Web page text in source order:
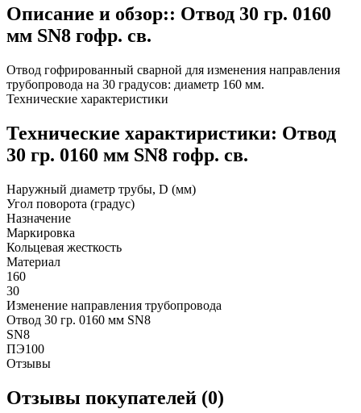
Описание и обзор:: Отвод 30 гр. 0160
мм SN8 гофр. св.
Отвод гофрированный сварной для изменения направления
трубопровода на 30 градусов: диаметр 160 мм.
Технические характеристики
Технические характиристики: Отвод
30 гр. 0160 мм SN8 гофр. св.
Наружный диаметр трубы, D (мм)
Угол поворота (градус)
Назначение
Маркировка
Кольцевая жесткость
Материал
160
30
Изменение направления трубопровода
Отвод 30 гр. 0160 мм SN8
SN8
ПЭ100
Отзывы
Отзывы покупателей (0)